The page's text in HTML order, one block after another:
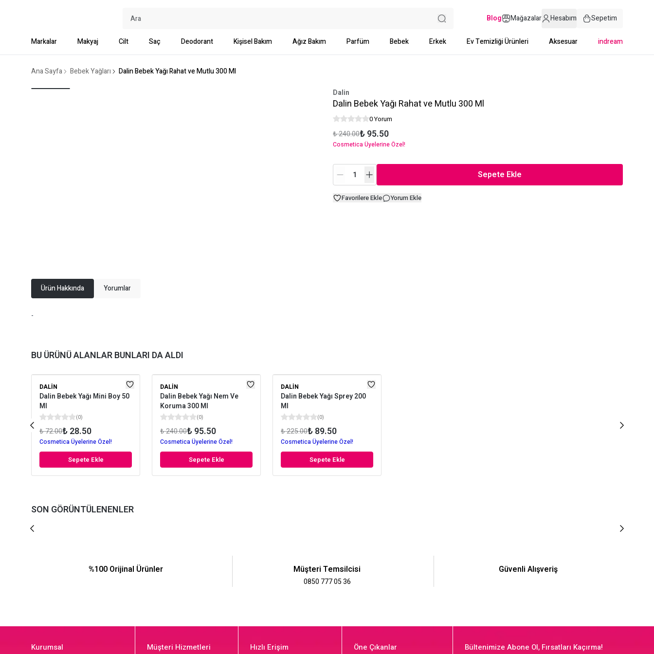
Blog Mağazalar Hesabım Sepetim
Markalar Makyaj Cilt Saç Deodorant Kişisel Bakım Ağız Bakım Parfüm Bebek Erkek Ev Temizliği Ürünleri Aksesuar indream
Ana Sayfa Bebek Yağları Dalin Bebek Yağı Rahat ve Mutlu 300 Ml
Dalin
Dalin Bebek Yağı Rahat ve Mutlu 300 Ml
0 Yorum
₺ 240.00₺ 95.50
Cosmetica Üyelerine Özel!
Sepete Ekle
Favorilere Ekle Yorum Ekle
Ürün Hakkında Yorumlar
-
BU ÜRÜNÜ ALANLAR BUNLARI DA ALDI
DALIN
Dalin Bebek Yağı Mini Boy 50
Ml
(0)
₺ 72.00₺ 28.50
Cosmetica Üyelerine Özel!
Sepete Ekle
DALIN
Dalin Bebek Yağı Nem Ve
Koruma 300 Ml
(0)
₺ 240.00₺ 95.50
Cosmetica Üyelerine Özel!
Sepete Ekle
DALIN
Dalin Bebek Yağı Sprey 200
Ml
(0)
₺ 225.00₺ 89.50
Cosmetica Üyelerine Özel!
Sepete Ekle
SON GÖRÜNTÜLENENLER
%100 Orijinal Ürünler Müşteri Temsilcisi
0850 777 05 36
Güvenli Alışveriş
Kurumsal Müşteri Hizmetleri Hızlı Erişim Öne Çıkanlar Bültenimize Abone Ol, Fırsatları Kaçırma!